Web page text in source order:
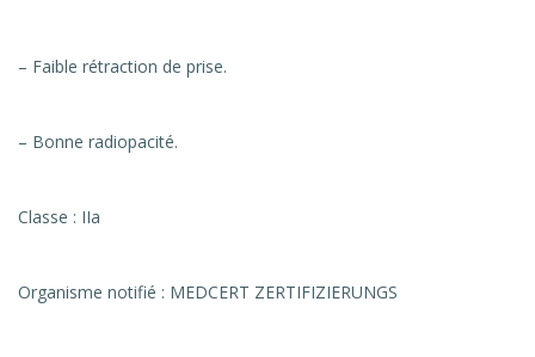
– Faible rétraction de prise.
– Bonne radiopacité.
Classe : IIa
Organisme notifié : MEDCERT ZERTIFIZIERUNGS